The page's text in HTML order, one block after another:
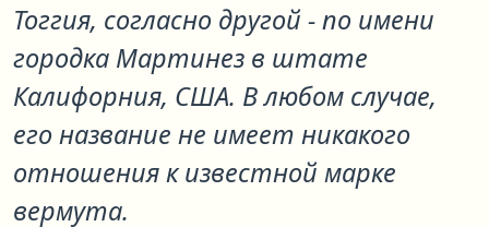
Тоггия, согласно другой - по имени
городка Мартинез в штате
Калифорния, США. В любом случае,
его название не имеет никакого
отношения к известной марке
вермута.